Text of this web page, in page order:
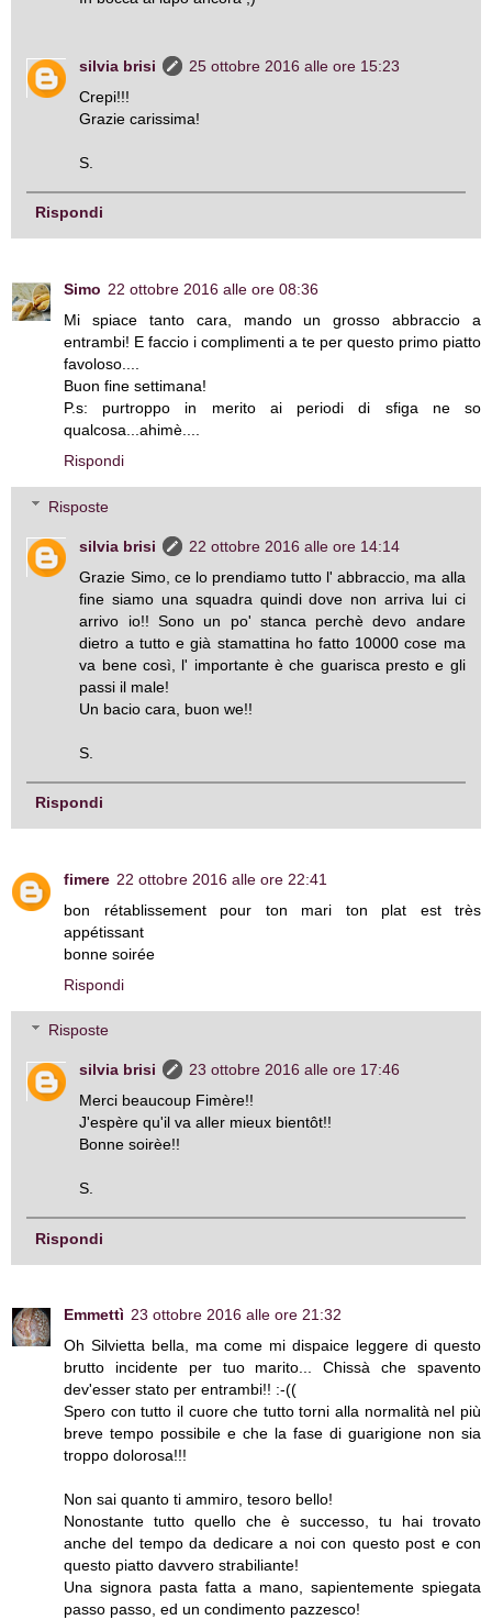
silvia brisi
25 ottobre 2016 alle ore 15:23
Crepi!!!
Grazie carissima!
S.
Rispondi
Simo 22 ottobre 2016 alle ore 08:36
Mi spiace tanto cara, mando un grosso abbraccio a
entrambi! E faccio i complimenti a te per questo primo piatto
favoloso....
Buon fine settimana!
P.s: purtroppo in merito ai periodi di sfiga ne so
qualcosa...ahimè....
Rispondi
Risposte
silvia brisi
22 ottobre 2016 alle ore 14:14
Grazie Simo, ce lo prendiamo tutto l' abbraccio, ma alla
fine siamo una squadra quindi dove non arriva lui ci
arrivo io!! Sono un po' stanca perchè devo andare
dietro a tutto e già stamattina ho fatto 10000 cose ma
va bene così, l' importante è che guarisca presto e gli
passi il male!
Un bacio cara, buon we!!
S.
Rispondi
fimere 22 ottobre 2016 alle ore 22:41
bon rétablissement pour ton mari ton plat est très
appétissant
bonne soirée
Rispondi
Risposte
silvia brisi
23 ottobre 2016 alle ore 17:46
Merci beaucoup Fimère!!
J'espère qu'il va aller mieux bientôt!!
Bonne soirèe!!
S.
Rispondi
Emmettì 23 ottobre 2016 alle ore 21:32
Oh Silvietta bella, ma come mi dispaice leggere di questo
brutto incidente per tuo marito... Chissà che spavento
dev'esser stato per entrambi!! :-((
Spero con tutto il cuore che tutto torni alla normalità nel più
breve tempo possibile e che la fase di guarigione non sia
troppo dolorosa!!!
Non sai quanto ti ammiro, tesoro bello!
Nonostante tutto quello che è successo, tu hai trovato
anche del tempo da dedicare a noi con questo post e con
questo piatto davvero strabiliante!
Una signora pasta fatta a mano, sapientemente spiegata
passo passo, ed un condimento pazzesco!